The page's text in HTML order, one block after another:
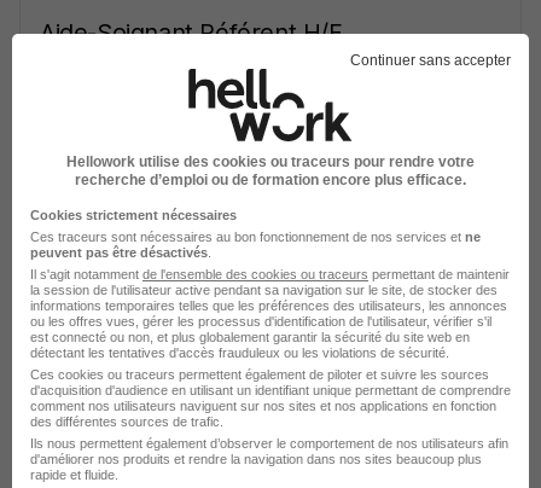
Aide-Soignant Référent H/F
2 529 - 2 676 € / mois
Voir l’offre
Aide Soignant ou Aes en Sad Soins -
Rennes - Vitré - la Guerche - Chartres
de Bretagne H/F
Assia Reseau UNA
Continuer sans accepter
Hellowork utilise des cookies ou traceurs pour rendre votre
recherche d’emploi ou de formation encore plus efficace.
Cookies strictement nécessaires
Ces traceurs sont nécessaires au bon fonctionnement de nos services et ne
peuvent pas être désactivés
Il s'agit notamment de l'ensemble des cookies ou traceurs permettant de maintenir
la session de l'utilisateur active pendant sa navigation sur le site, de stocker des
informations temporaires telles que les préférences des utilisateurs, les annonces
ou les offres vues, gérer les processus d'identification de l'utilisateur, vérifier s'il
est connecté ou non, et plus globalement garantir la sécurité du site web en
détectant les tentatives d'accès frauduleux ou les violations de sécurité.
Ces cookies ou traceurs permettent également de piloter et suivre les sources
d'acquisition d'audience en utilisant un identifiant unique permettant de comprendre
comment nos utilisateurs naviguent sur nos sites et nos applications en fonction
des différentes sources de trafic.
Ils nous permettent également d’observer le comportement de nos utilisateurs afin
d'améliorer nos produits et rendre la navigation dans nos sites beaucoup plus
rapide et fluide.